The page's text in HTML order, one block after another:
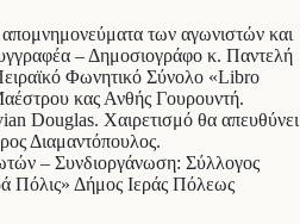
των αγωνιστών και
– Δημοσιογράφο κ. Παντελή
Φωνητικό Σύνολο «Libro
κας Ανθής Γουρουντή.
Dοuglas. Χαιρετισμό θα απευθύνει
Διαμαντόπουλος.
– Συνδιοργάνωση: Σύλλογος
Πόλις» Δήμος Ιεράς Πόλεως